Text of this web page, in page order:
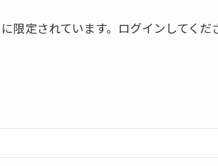
限定されています。ログインしてく